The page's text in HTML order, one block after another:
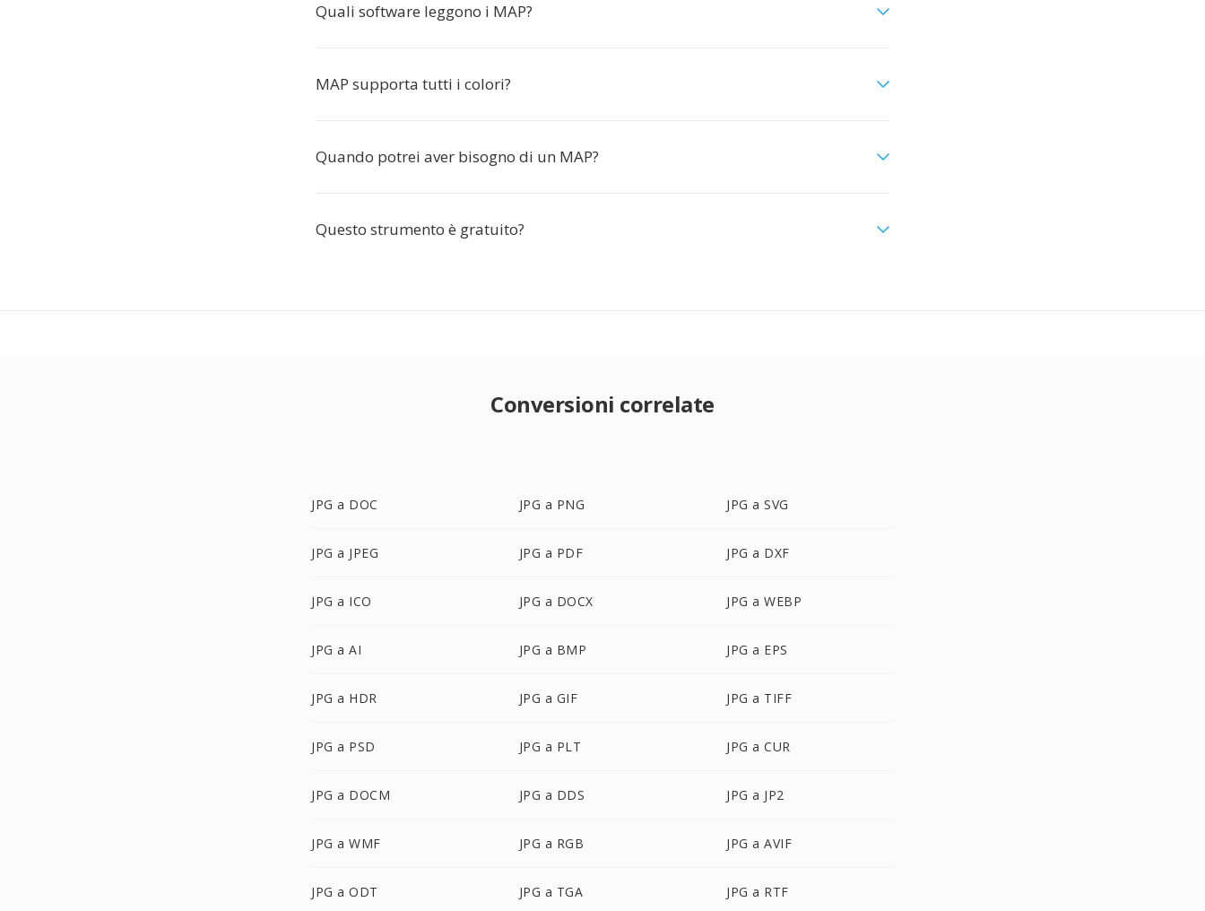
Quali software leggono i MAP?
MAP supporta tutti i colori?
Quando potrei aver bisogno di un MAP?
Questo strumento è gratuito?
Conversioni correlate
JPG a DOC JPG a PNG JPG a SVG
JPG a JPEG JPG a PDF JPG a DXF
JPG a ICO JPG a DOCX JPG a WEBP
JPG a AI JPG a BMP JPG a EPS
JPG a HDR JPG a GIF JPG a TIFF
JPG a PSD JPG a PLT JPG a CUR
JPG a DOCM JPG a DDS JPG a JP2
JPG a WMF JPG a RGB JPG a AVIF
JPG a ODT JPG a TGA JPG a RTF